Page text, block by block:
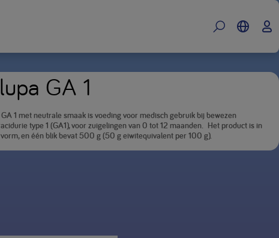
GA 1
1 met neutrale smaak is voeding voor medisch gebruik bij bewezen
type 1 (GA1), voor zuigelingen van 0 tot 12 maanden. Het product is in
en één blik bevat 500 g (50 g eiwitequivalent per 100 g).